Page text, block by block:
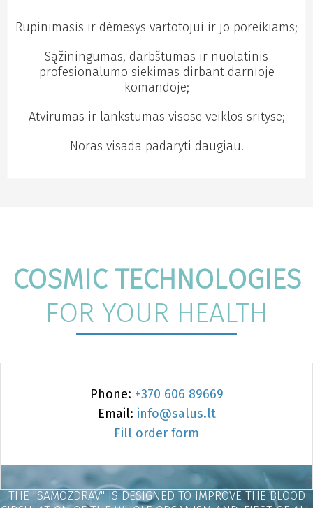
Rūpinimasis ir dėmesys vartotojui ir jo poreikiams;
Sąžiningumas, darbštumas ir nuolatinis
profesionalumo siekimas dirbant darnioje
komandoje;
Atvirumas ir lankstumas visose veiklos srityse;
Noras visada padaryti daugiau.
COSMIC TECHNOLOGIES
FOR YOUR HEALTH
Phone: +370 606 89669
Email: info@salus.lt
Fill order form
THE "SAMOZDRAV" IS DESIGNED TO IMPROVE THE BLOOD